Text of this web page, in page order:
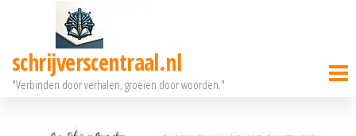
deschrijverscentraal.nl
"Verbinden door verhalen, groeien door woorden."